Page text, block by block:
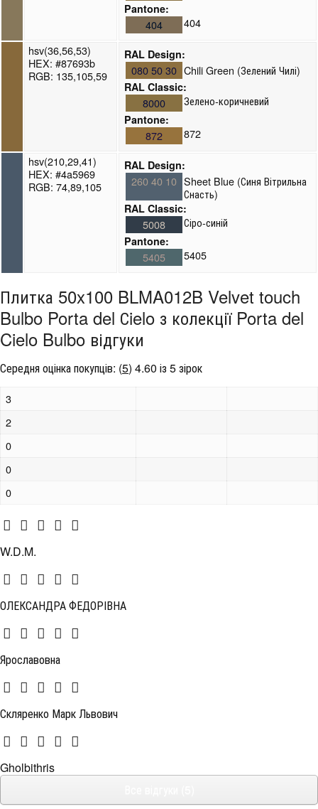
Pantone:
404
404
hsv(36,56,53)
HEX: #87693b
RGB: 135,105,59
RAL Design:
080 50 30 Chili Green (Зелений Чилі)
RAL Classic:
8000 Зелено-коричневий
Pantone:
872
872
hsv(210,29,41)
HEX: #4a5969
RGB: 74,89,105
RAL Design:
260 40 10 Sheet Blue (Синя Вітрильна
Снасть)
RAL Classic:
5008 Сіро-синій
Pantone:
5405 5405
Плитка 50x100 BLMA012B Velvet touch
Bulbo Porta del Сielo з колекції Porta del
Cielo Bulbo відгуки
Середня оцінка покупців: (5) 4.60 із 5 зірок
3
2
0
0
0
W.D.M.
ОЛЕКСАНДРА ФЕДОРІВНА
Ярославовна
Скляренко Марк Львович
Gholbithris